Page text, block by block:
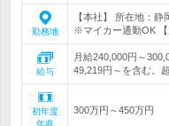
勤務地
【本社】 所在地：
※マイカー通勤OK 【
給与
月給240,000円～
49,219円～を含む。
初年度
年収
300万円～450万円